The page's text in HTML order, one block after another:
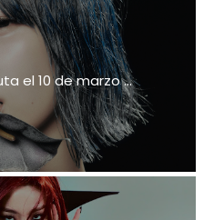
el 10 de marzo ...